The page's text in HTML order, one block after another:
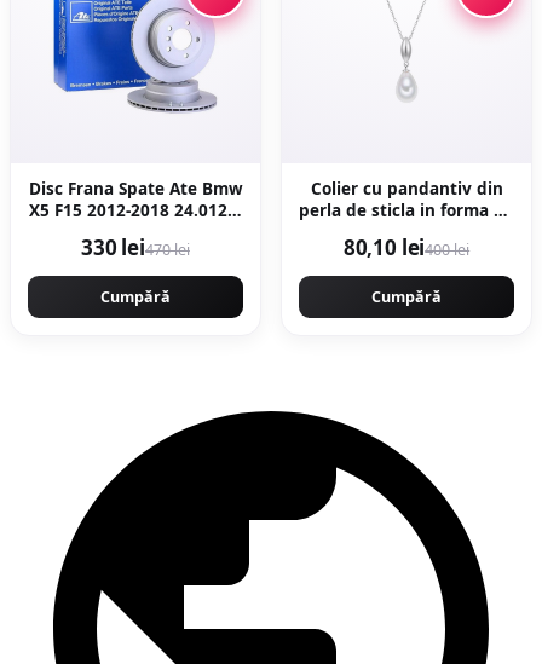
Disc Frana Spate Ate Bmw
X5 F15 2012-2018 24.0120-
330 lei470 lei
Cumpără
Colier cu pandantiv din
perla de sticla in forma de
80,10 lei400 lei
Cumpără